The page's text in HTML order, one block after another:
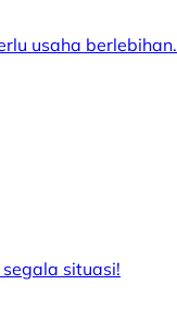
usaha berlebihan.
situasi!